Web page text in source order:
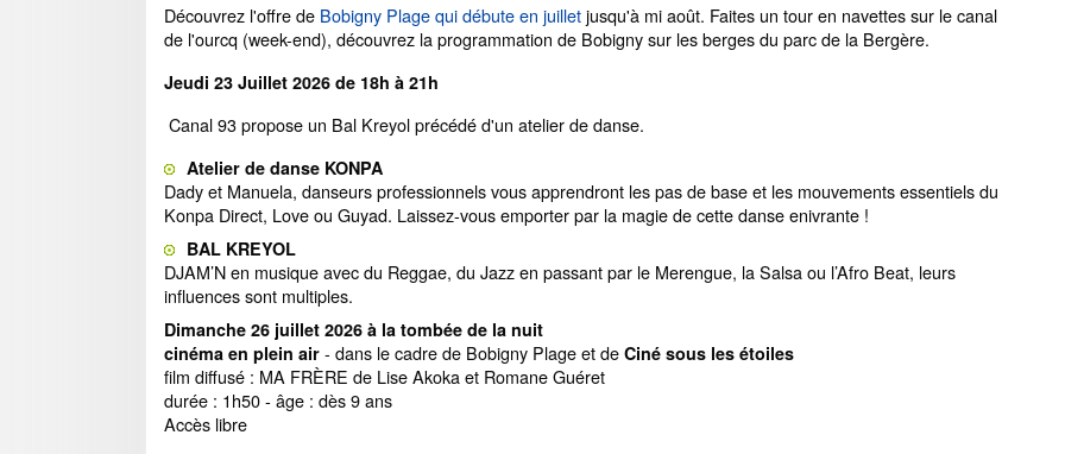
Découvrez l'offre de Bobigny Plage qui débute en juilletjusqu'à mi août. Faites un tour en navettes sur le canal
de l'ourcq (week-end), découvrez la programmation de Bobigny sur les berges du parc de la Bergère.
Jeudi 23 Juillet 2026 de 18h à 21h
Canal 93 propose un Bal Kreyol précédé d'un atelier de danse.
Atelier de danse KONPA
Dady et Manuela, danseurs professionnels vous apprendront les pas de base et les mouvements essentiels du
Konpa Direct, Love ou Guyad. Laissez-vous emporter par la magie de cette danse enivrante !
BAL KREYOL
DJAM’N en musique avec du Reggae, du Jazz en passant par le Merengue, la Salsa ou l’Afro Beat, leurs
influences sont multiples.
Dimanche 26 juillet 2026 à la tombée de la nuit
cinéma en plein air - dans le cadre de Bobigny Plage et de Ciné sous les étoiles
film diffusé : MA FRÈRE de Lise Akoka et Romane Guéret
durée : 1h50 - âge : dès 9 ans
Accès libre